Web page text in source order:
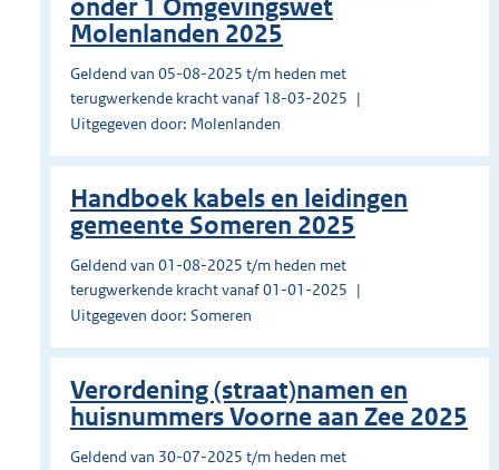
onder 1 Omgevingswet
Molenlanden 2025
Geldend van 05-08-2025 t/m heden met
terugwerkende kracht vanaf 18-03-2025
Uitgegeven door: Molenlanden
Handboek kabels en leidingen
gemeente Someren 2025
Geldend van 01-08-2025 t/m heden met
terugwerkende kracht vanaf 01-01-2025
Uitgegeven door: Someren
Verordening (straat)namen en
huisnummers Voorne aan Zee 2025
Geldend van 30-07-2025 t/m heden met